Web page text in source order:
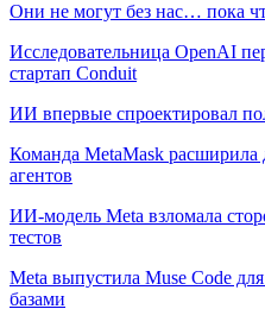
Они не могут без нас… пока
Исследовательница OpenAI
стартап Conduit
ИИ впервые спроектировал
Команда MetaMask
агентов
ИИ-модель Meta взломала
тестов
Meta выпустила Muse Code
базами